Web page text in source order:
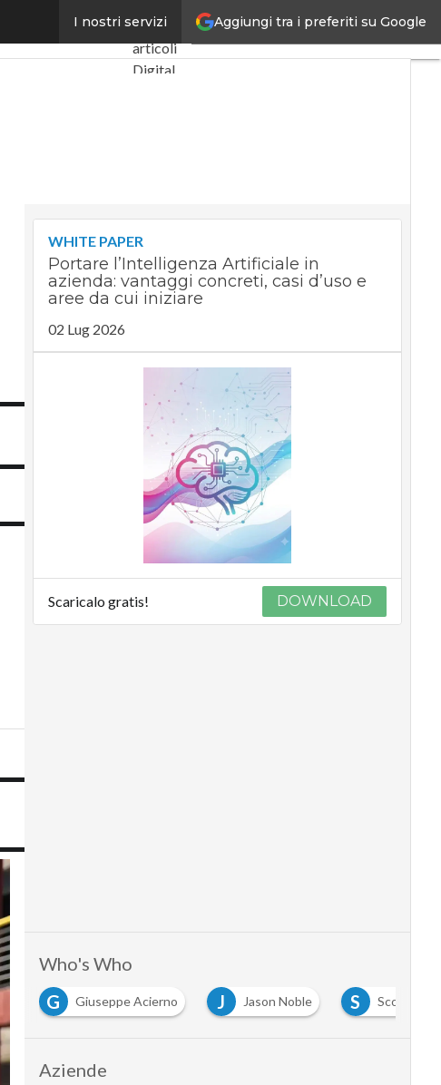
Aggiungi tra i preferiti su Google
I nostri servizi
di crescita”Ultimi
articoli
Digital
Digitale
Green
economy
Intelligenza
artificiale
Le Guide
CorCom
Podcast
Privacy
WHITE PAPER
Portare l’Intelligenza Artificiale in
azienda: vantaggi concreti, casi d’uso e
aree da cui iniziare
02 Lug 2026
Scaricalo gratis! DOWNLOAD
Who's Who
G Giuseppe Acierno J Jason Noble S Scott
Aziende